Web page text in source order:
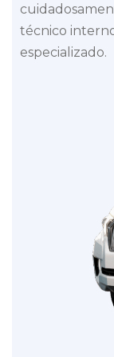
técnico
especializado.